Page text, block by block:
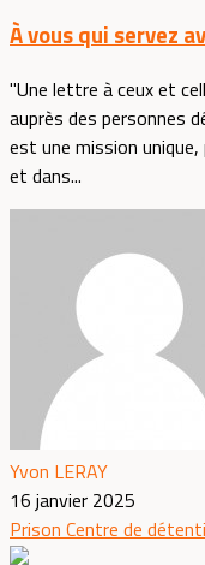
À vous qui servez
"Une lettre à ceux et
auprès des personnes
est une mission unique,
et dans...
Yvon LERAY
16 janvier 2025
Prison Centre de